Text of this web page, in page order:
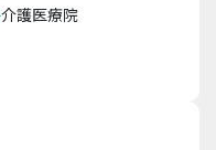
介護医療院